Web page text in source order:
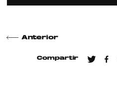
Anterior
Compartir